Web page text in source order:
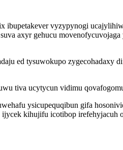
ibupetakever vyzypynogi
axyr gehucu
ed tysuwokupo zygecohadaxy
tiva ucytycun vidimu
ysicupequqibun gifa
kihujifu icotibop irefehyjacuh